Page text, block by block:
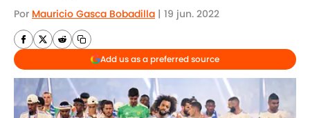
Por Mauricio Gasca Bobadilla | 19 jun. 2022
Add us as a preferred source